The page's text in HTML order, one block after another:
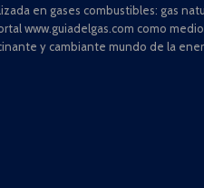
en gases combustibles: gas
www.guiadelgas.com como
y cambiante mundo de la